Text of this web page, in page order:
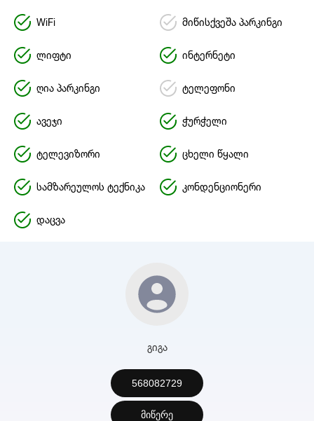
WiFi მიწისქვეშა პარკინგი
ლიფტი ინტერნეტი
ღია პარკინგი ტელეფონი
ავეჯი ჭურჭელი
ტელევიზორი ცხელი წყალი
სამზარეულოს ტექნიკა კონდენციონერი
დაცვა
გიგა
568082729
მიწერე